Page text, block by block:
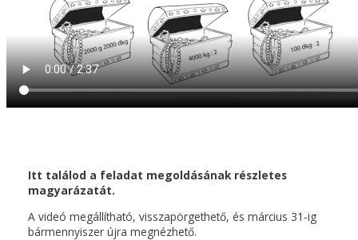
Itt találod a feladat megoldásának részletes
magyarázatát.
A videó megállítható, visszapörgethető, és március 31-ig
bármennyiszer újra megnézhető.